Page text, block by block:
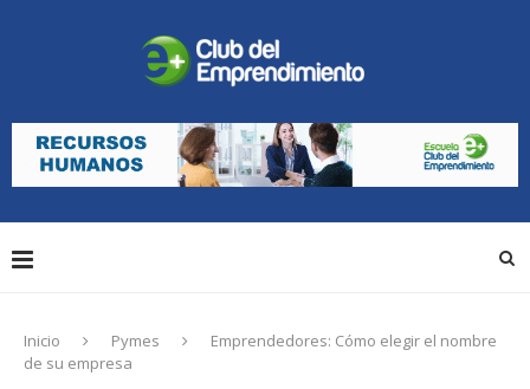
Inicio Pymes
Emprendedores: Cómo elegir el nombre
de su empresa